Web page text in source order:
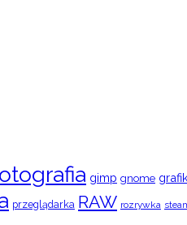
gimp gnome
przeglądarka RAW rozrywka